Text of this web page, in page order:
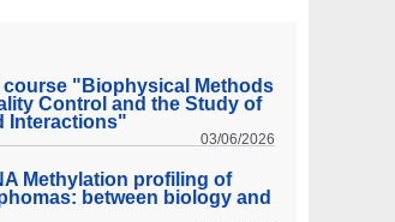
course "Biophysical Methods
Control and the Study of
Interactions"
03/06/2026
Methylation profiling of
between biology and